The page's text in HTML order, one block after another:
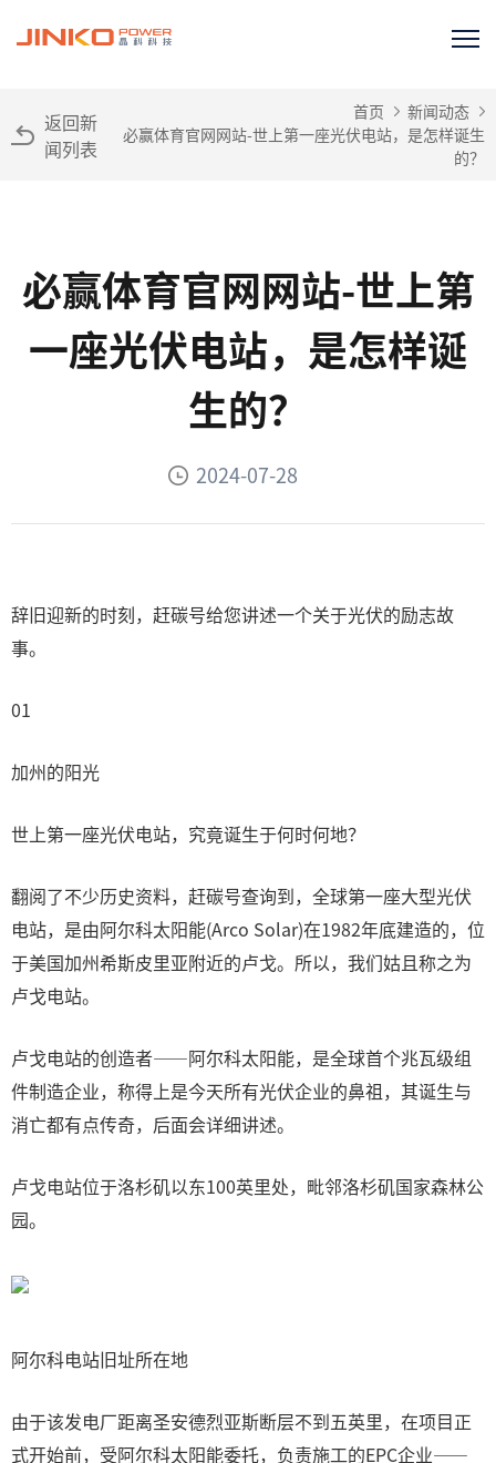
返回新
闻列表
首页
新闻动态
必赢体育官网网站-世上第一座光伏电站，是怎样诞生
的？
必赢体育官网网站-世上第
一座光伏电站，是怎样诞
生的？
2024-07-28
辞旧迎新的时刻，赶碳号给您讲述一个关于光伏的励志故
事。
01
加州的阳光
世上第一座光伏电站，究竟诞生于何时何地？
翻阅了不少历史资料，赶碳号查询到，全球第一座大型光伏
电站，是由阿尔科太阳能(Arco Solar)在1982年底建造的，位
于美国加州希斯皮里亚附近的卢戈。所以，我们姑且称之为
卢戈电站。
卢戈电站的创造者——阿尔科太阳能，是全球首个兆瓦级组
件制造企业，称得上是今天所有光伏企业的鼻祖，其诞生与
消亡都有点传奇，后面会详细讲述。
卢戈电站位于洛杉矶以东100英里处，毗邻洛杉矶国家森林公
园。
阿尔科电站旧址所在地
由于该发电厂距离圣安德烈亚斯断层不到五英里，在项目正
式开始前，受阿尔科太阳能委托，负责施工的EPC企业——